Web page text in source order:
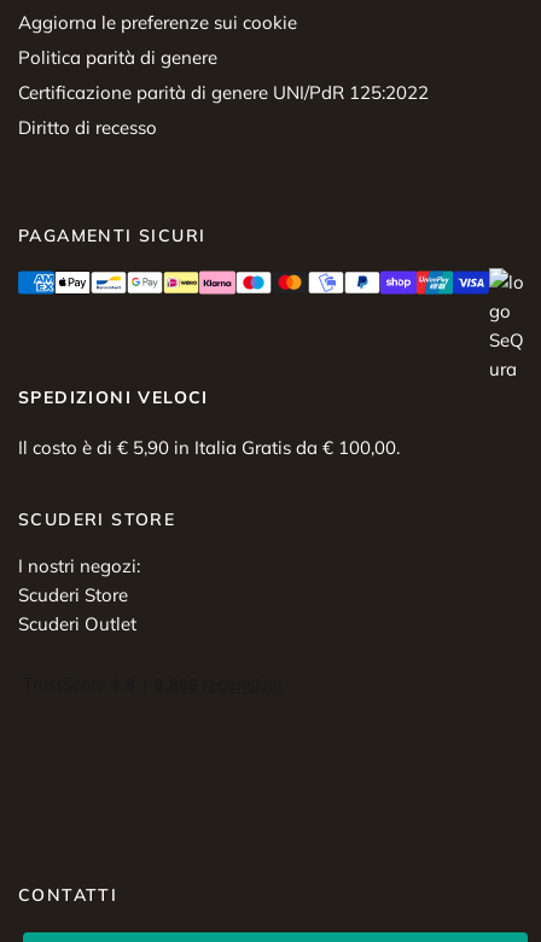
Aggiorna le preferenze sui cookie
Politica parità di genere
Certificazione parità di genere UNI/PdR 125:2022
Diritto di recesso
PAGAMENTI SICURI
SPEDIZIONI VELOCI
Il costo è di € 5,90 in Italia Gratis da € 100,00.
SCUDERI STORE
I nostri negozi:
Scuderi Store
Scuderi Outlet
CONTATTI